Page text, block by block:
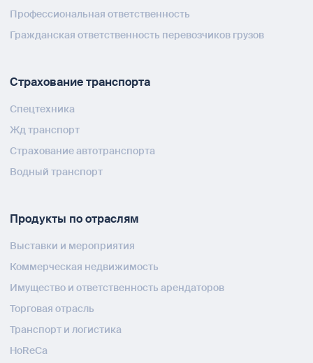
Профессиональная ответственность
Гражданская ответственность перевозчиков грузов
Страхование транспорта
Спецтехника
Жд транспорт
Страхование автотранспорта
Водный транспорт
Продукты по отраслям
Выставки и мероприятия
Коммерческая недвижимость
Имущество и ответственность арендаторов
Торговая отрасль
Транспорт и логистика
HoReCa